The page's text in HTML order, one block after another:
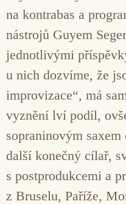
na kontrabas a
nástrojů Guyem
jednotlivými
u nich dozvíme, že
improvizace“, má
vyznění lví podíl,
sopraninovým
další konečný cílař,
s postprodukcemi a
z Bruselu, Paříže,